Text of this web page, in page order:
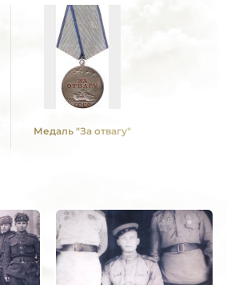
Медаль "За отвагу"